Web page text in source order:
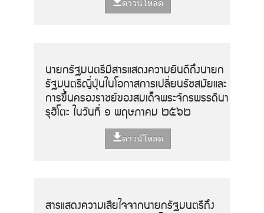
ดาวน์โหลด
นายกรัฐมนตรีมีสารแสดงความยินดีถึงนายก
รัฐมนตรีญี่ปุ่นในโอกาสการเปลี่ยนรัชสมัยและ
การขึ้นครองราชย์ของสมเด็จพระจักรพรรดินา
รุฮิโตะ ในวันที่ ๑ พฤษภาคม ๒๕๖๒
ดาวน์โหลด
สารแสดงความเสียใจจากนายกรัฐมนตรีถึง